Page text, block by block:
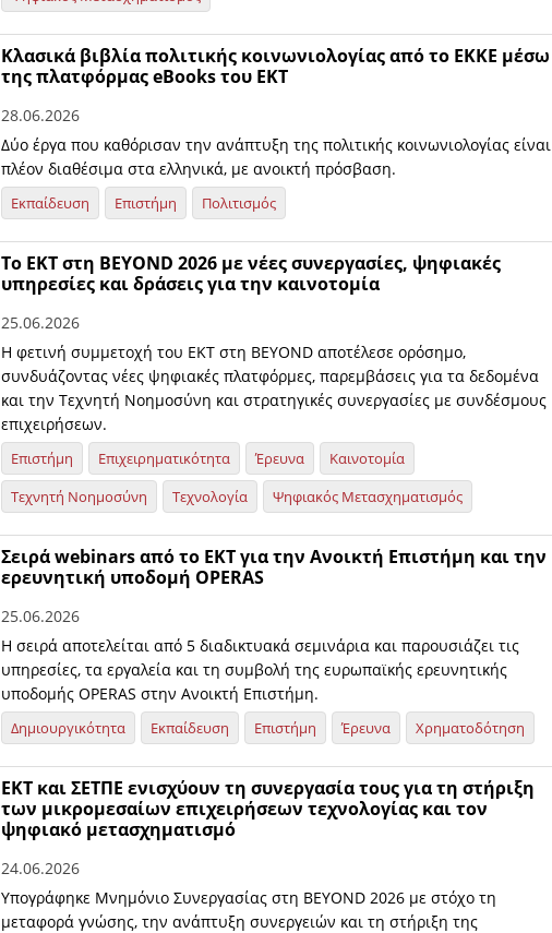
Κλασικά βιβλία πολιτικής κοινωνιολογίας από το ΕΚΚΕ μέσω
της πλατφόρμας eBooks του ΕΚΤ
28.06.2026
Δύο έργα που καθόρισαν την ανάπτυξη της πολιτικής κοινωνιολογίας είναι
πλέον διαθέσιμα στα ελληνικά, με ανοικτή πρόσβαση.
Εκπαίδευση Επιστήμη Πολιτισμός
Το ΕΚΤ στη BEYOND 2026 με νέες συνεργασίες, ψηφιακές
υπηρεσίες και δράσεις για την καινοτομία
25.06.2026
Η φετινή συμμετοχή του ΕΚΤ στη BEYOND αποτέλεσε ορόσημο,
συνδυάζοντας νέες ψηφιακές πλατφόρμες, παρεμβάσεις για τα δεδομένα
και την Τεχνητή Νοημοσύνη και στρατηγικές συνεργασίες με συνδέσμους
επιχειρήσεων.
Επιστήμη Επιχειρηματικότητα Έρευνα
Καινοτομία
Τεχνητή Νοημοσύνη
Τεχνολογία Ψηφιακός Μετασχηματισμός
Σειρά webinars από το ΕΚΤ για την Ανοικτή Επιστήμη και την
ερευνητική υποδομή OPERAS
25.06.2026
Η σειρά αποτελείται από 5 διαδικτυακά σεμινάρια και παρουσιάζει τις
υπηρεσίες, τα εργαλεία και τη συμβολή της ευρωπαϊκής ερευνητικής
υποδομής OPERAS στην Ανοικτή Επιστήμη.
Δημιουργικότητα Εκπαίδευση Επιστήμη Έρευνα Χρηματοδότηση
ΕΚΤ και ΣΕΤΠΕ ενισχύουν τη συνεργασία τους για τη στήριξη
των μικρομεσαίων επιχειρήσεων τεχνολογίας και τον
ψηφιακό μετασχηματισμό
24.06.2026
Υπογράφηκε Μνημόνιο Συνεργασίας στη BEYOND 2026 με στόχο τη
μεταφορά γνώσης, την ανάπτυξη συνεργειών και τη στήριξη της